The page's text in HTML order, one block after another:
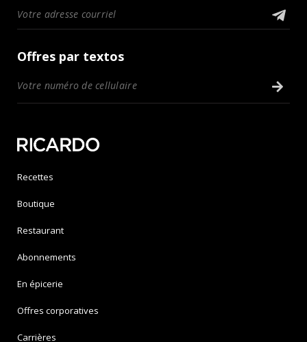
Offres par textos
Recettes
Boutique
Restaurant
Abonnements
En épicerie
Offres corporatives
Carrières